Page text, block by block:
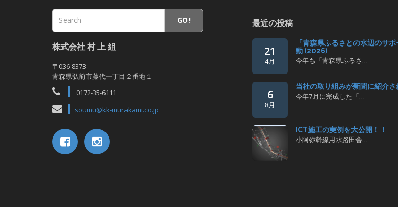
GO!
株式会社 村 上 組
〒036-8373
青森県弘前市藤代一丁目２番地１
0172-35-6111
soumu@kk-murakami.co.jp
最近の投稿
21
4月
「青森県ふるさとの水辺のサ
動 (2026)
今年も「青森県ふるさ…
6
8月
当社の取り組みが新聞に紹介さ
今年7月に完成した「…
ICT施工の実例を大公開！！
小阿弥幹線用水路田舎…